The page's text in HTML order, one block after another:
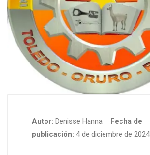
Autor: Denisse Hanna Fecha de
publicación: 4 de diciembre de 2024